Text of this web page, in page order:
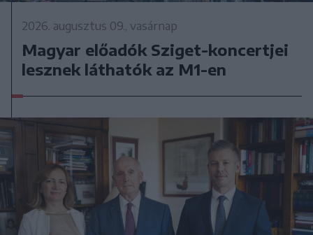
2026. augusztus 09., vasárnap
Magyar előadók Sziget-koncertjei
lesznek láthatók az M1-en